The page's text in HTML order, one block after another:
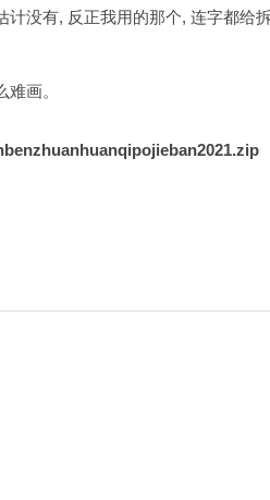
计没有, 反正我用的那个, 连字都给
画。